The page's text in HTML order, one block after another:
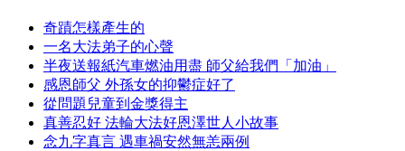
奇蹟怎樣產生的
一名大法弟子的心聲
半夜送報紙汽車燃油用盡 師父給我們「加油」
感恩師父 外孫女的抑鬱症好了
從問題兒童到金獎得主
真善忍好 法輪大法好恩澤世人小故事
念九字真言 遇車禍安然無恙兩例